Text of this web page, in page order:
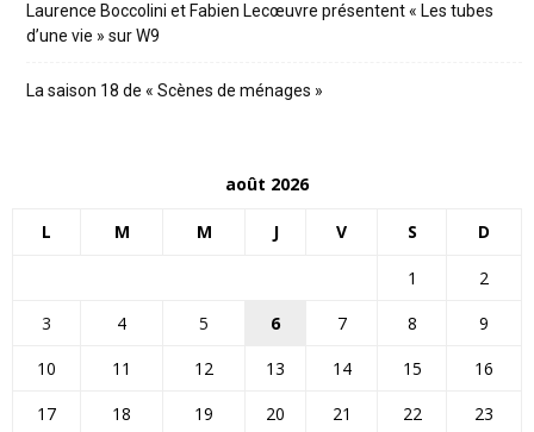
Laurence Boccolini et Fabien Lecœuvre présentent « Les tubes
d’une vie » sur W9
La saison 18 de « Scènes de ménages »
août 2026
L M M J V S D
1
2
3
4 5 6 7 8
9
10
11 12 13 14 15
16
17
18 19 20 21 22
23